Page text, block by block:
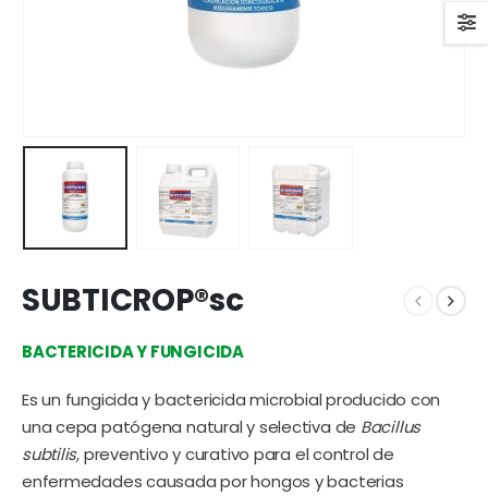
SUBTICROP®sc
BACTERICIDA Y FUNGICIDA
Es un fungicida y bactericida microbial producido con
una cepa patógena natural y selectiva de Bacillus
subtilis,preventivo y curativo para el control de
enfermedades causada por hongos y bacterias